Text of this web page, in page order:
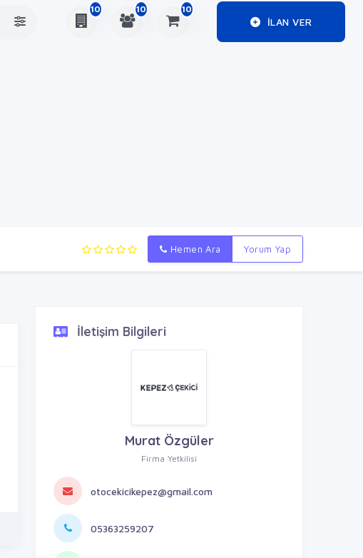
10 10 10
ILAN VER
Hemen Ara Yorum Yap
İletişim Bilgileri
Murat Özgüler
Firma Yetkilisi
otocekicikepez@gmail.com
05363259207